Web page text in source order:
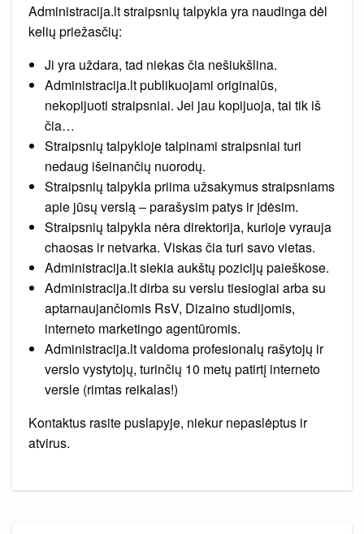
Administracija.lt straipsnių talpykla yra naudinga dėl
kelių priežasčių:
Ji yra uždara, tad niekas čia nešiukšlina.
Administracija.lt publikuojami originalūs,
nekopijuoti straipsniai. Jei jau kopijuoja, tai tik iš
čia…
Straipsnių talpykloje talpinami straipsniai turi
nedaug išeinančių nuorodų.
Straipsnių talpykla priima užsakymus straipsniams
apie jūsų verslą – parašysim patys ir įdėsim.
Straipsnių talpykla nėra direktorija, kurioje vyrauja
chaosas ir netvarka. Viskas čia turi savo vietas.
Administracija.lt siekia aukštų pozicijų paieškose.
Administracija.lt dirba su verslu tiesiogiai arba su
aptarnaujančiomis RsV, Dizaino studijomis,
interneto marketingo agentūromis.
Administracija.lt valdoma profesionalų rašytojų ir
verslo vystytojų, turinčių 10 metų patirtį interneto
versle (rimtas reikalas!)
Kontaktus rasite puslapyje, niekur nepaslėptus ir
atvirus.